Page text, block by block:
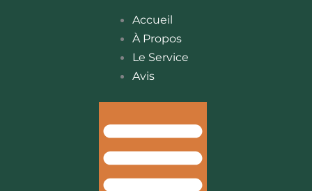
Accueil
À Propos
Le Service
Avis